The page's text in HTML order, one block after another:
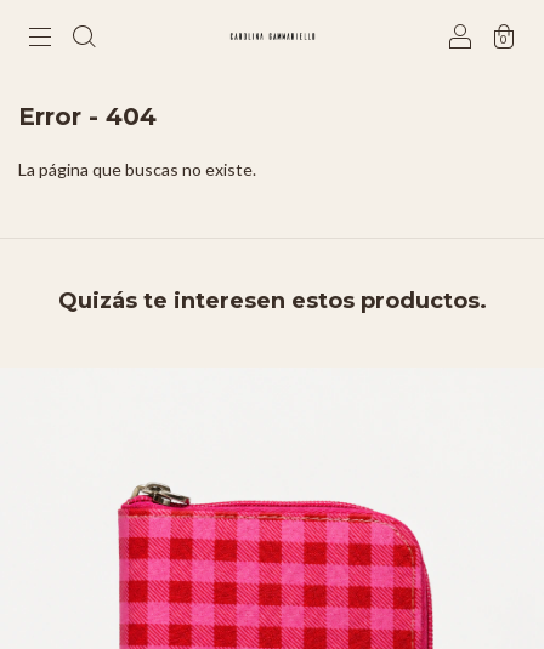
0
Error - 404
La página que buscas no existe.
Quizás te interesen estos productos.